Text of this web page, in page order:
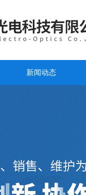
新闻动态